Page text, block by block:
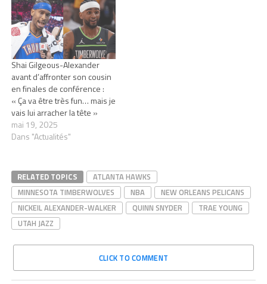
Shai Gilgeous-Alexander
avant d’affronter son cousin
en finales de conférence :
« Ça va être très fun… mais je
vais lui arracher la tête »
mai 19, 2025
Dans "Actualités"
RELATED TOPICS
ATLANTA HAWKS
MINNESOTA TIMBERWOLVES
NBA
NEW ORLEANS PELICANS
NICKEIL ALEXANDER-WALKER
QUINN SNYDER
TRAE YOUNG
UTAH JAZZ
CLICK TO COMMENT